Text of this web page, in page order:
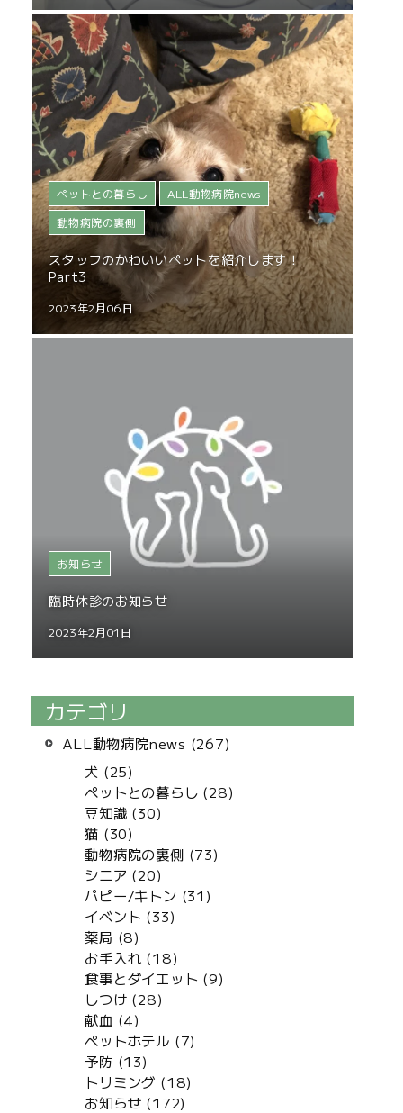
ペットとの暮らし
ALL動物病院news
動物病院の裏側
スタッフのかわいいペットを紹介します！
Part3
2023年2月06日
お知らせ
臨時休診のお知らせ
2023年2月01日
カテゴリ
ALL動物病院news (267)
犬 (25)
ペットとの暮らし (28)
豆知識 (30)
猫 (30)
動物病院の裏側 (73)
シニア (20)
パピー/キトン (31)
イベント (33)
薬局 (8)
お手入れ (18)
食事とダイエット (9)
しつけ (28)
献血 (4)
ペットホテル (7)
予防 (13)
トリミング (18)
お知らせ (172)